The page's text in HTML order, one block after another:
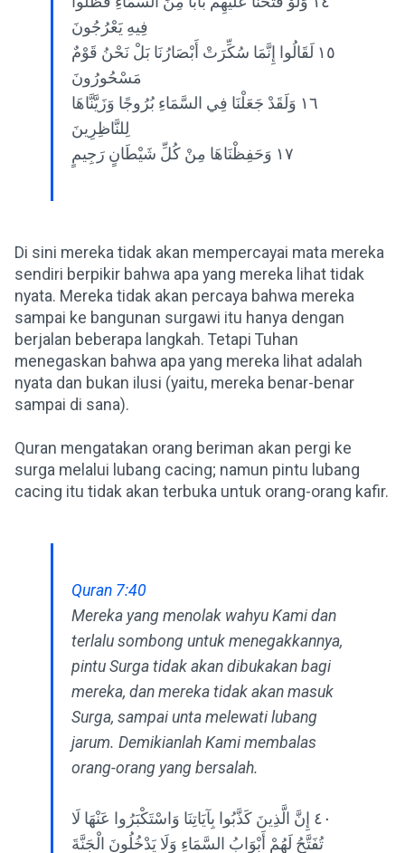
فِيهِ يَعْرُجُونَ
١٥ لَقَالُوا إِنَّمَا سُكِّرَتْ أَبْصَارُنَا بَلْ نَحْنُ قَوْمٌ
مَسْحُورُونَ
١٦ وَلَقَدْ جَعَلْنَا فِي السَّمَاءِ بُرُوجًا وَزَيَّنَّاهَا
لِلنَّاظِرِينَ
١٧ وَحَفِظْنَاهَا مِنْ كُلِّ شَيْطَانٍ رَجِيمٍ
Di sini mereka tidak akan mempercayai mata mereka
sendiri berpikir bahwa apa yang mereka lihat tidak
nyata. Mereka tidak akan percaya bahwa mereka
sampai ke bangunan surgawi itu hanya dengan
berjalan beberapa langkah. Tetapi Tuhan
menegaskan bahwa apa yang mereka lihat adalah
nyata dan bukan ilusi (yaitu, mereka benar-benar
sampai di sana).
Quran mengatakan orang beriman akan pergi ke
surga melalui lubang cacing; namun pintu lubang
cacing itu tidak akan terbuka untuk orang-orang kafir.
Quran 7:40
Mereka yang menolak wahyu Kami dan
terlalu sombong untuk menegakkannya,
pintu Surga tidak akan dibukakan bagi
mereka, dan mereka tidak akan masuk
Surga, sampai unta melewati lubang
jarum. Demikianlah Kami membalas
orang-orang yang bersalah.
٤٠ إِنَّ الَّذِينَ كَذَّبُوا بِآيَاتِنَا وَاسْتَكْبَرُوا عَنْهَا لَا
تُفَتَّحُ لَهُمْ أَبْوَابُ السَّمَاءِ وَلَا يَدْخُلُونَ الْجَنَّةَ